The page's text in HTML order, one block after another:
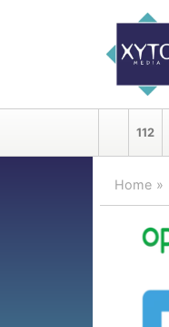
112
Home